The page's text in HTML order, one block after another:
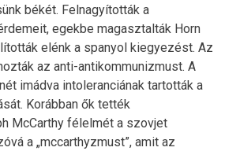
békét. Felnagyították a
egekbe magasztalták Horn
elénk a spanyol kiegyezést. Az
az anti-antikommunizmust. A
imádva intoleranciának tartották a
Korábban ők tették
McCarthy félelmét a szovjet
a „mccarthyzmust”, amit az